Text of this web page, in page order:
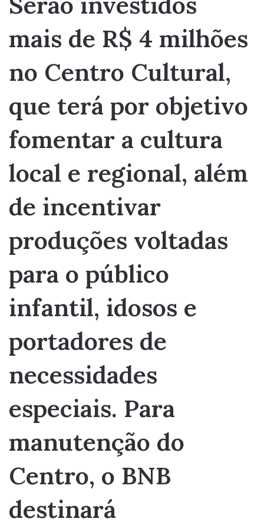
mais de R$ 4 milhões
no Centro Cultural,
que terá por objetivo
fomentar a cultura
local e regional, além
de incentivar
produções voltadas
para o público
infantil, idosos e
portadores de
necessidades
especiais. Para
manutenção do
Centro, o BNB
destinará